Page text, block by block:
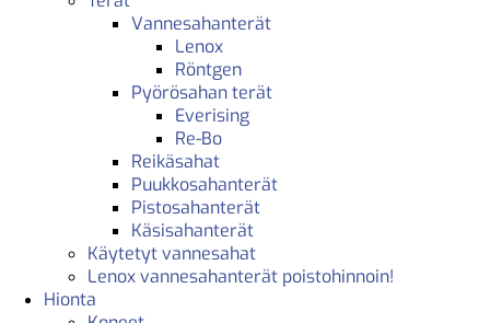
Vannesahanterät
Lenox
Röntgen
Pyörösahan terät
Everising
Re-Bo
Reikäsahat
Puukkosahanterät
Pistosahanterät
Käsisahanterät
Käytetyt vannesahat
Lenox vannesahanterät poistohinnoin!
Hionta